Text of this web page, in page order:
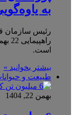
به
رئیس سازمان
است.
بیشتر بخوانید »
طبیعت و
بهمن 22, 1404